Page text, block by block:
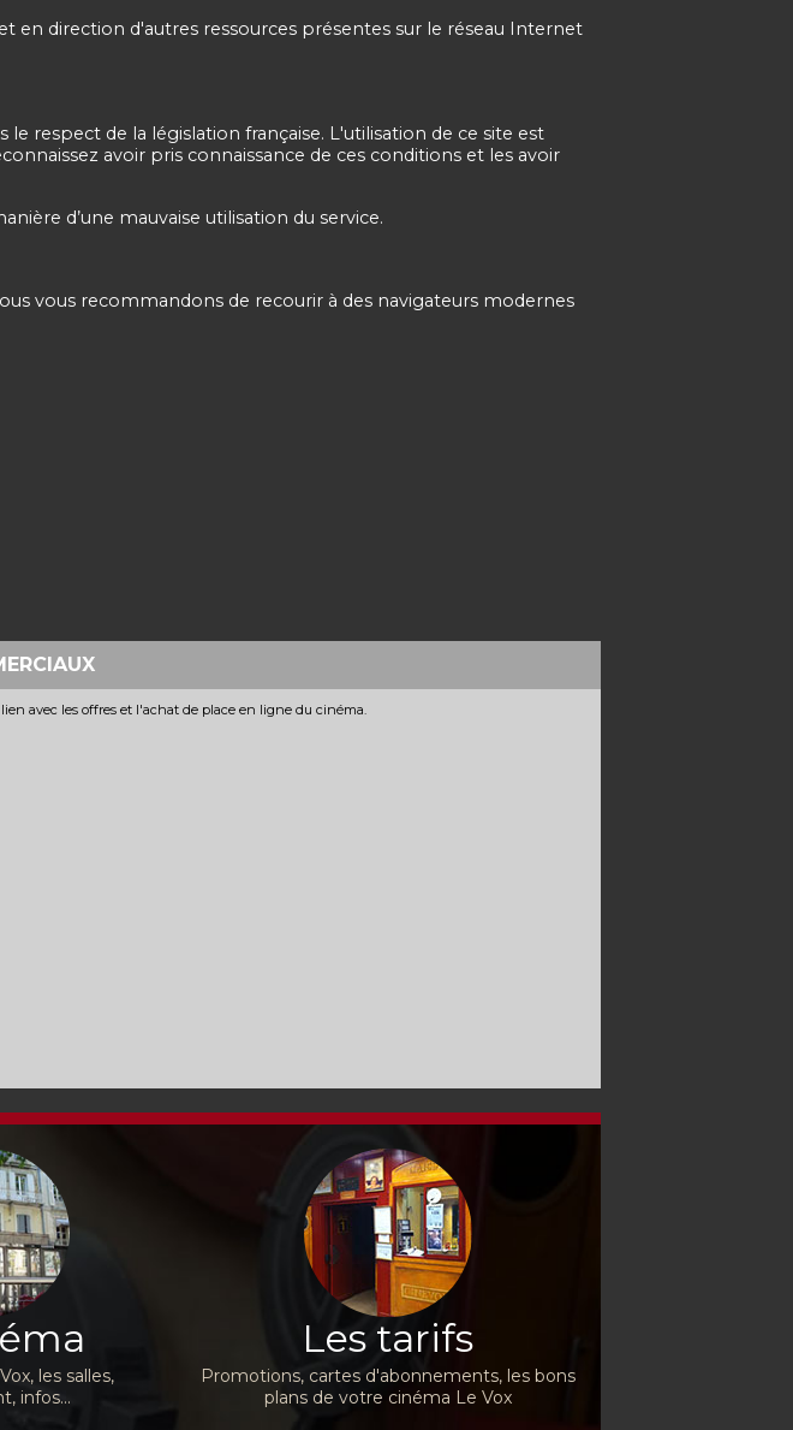
en direction d'autres ressources présentes sur le réseau Internet
respect de la législation française. L'utilisation de ce site est
avoir pris connaissance de ces conditions et les avoir
d’une mauvaise utilisation du service.
vous recommandons de recourir à des navigateurs modernes
avec les offres et l'achat de place en ligne du cinéma.
les salles,
infos...
Les tarifs
Promotions, cartes d'abonnements, les bons
plans de votre cinéma Le Vox